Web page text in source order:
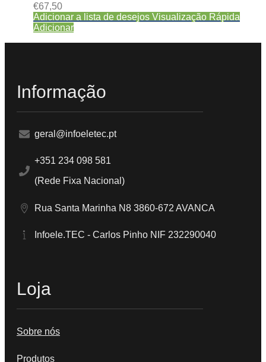
€67,50
Adicionar a lista de desejos Visualização Rápida
Adicionar
Informação
geral@infoeletec.pt
+351 234 098 581
(Rede Fixa Nacional)
Rua Santa Marinha N8 3860-672 AVANCA
Infoele.TEC - Carlos Pinho NIF 232290040
Loja
Sobre nós
Produtos